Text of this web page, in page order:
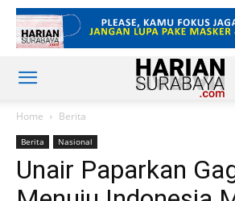
Home Berita
Berita Nasional
Unair Paparkan